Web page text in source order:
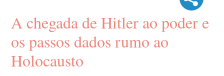
A chegada de Hitler ao poder e
os passos dados rumo ao
Holocausto